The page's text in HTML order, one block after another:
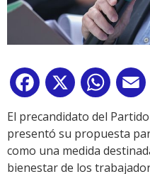
Facebook
X
El precandidato del
presentó su propuesta
como una medida
bienestar de los